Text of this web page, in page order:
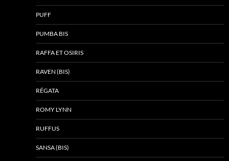
PUFF
PUMBA BIS
RAFFA ET OSIRIS
RAVEN (BIS)
RÉGATA
ROMY LYNN
RUFFUS
SANSA (BIS)